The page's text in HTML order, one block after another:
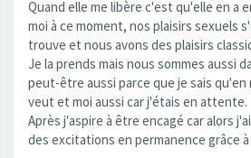
Quand elle me libère c'est qu'elle en a
moi à ce moment, nos plaisirs sexuels
trouve et nous avons des plaisirs
Je la prends mais nous sommes aussi
peut-être aussi parce que je sais qu'en
veut et moi aussi car j'étais en attente.
Après j'aspire à être encagé car alors
des excitations en permanence grâce à